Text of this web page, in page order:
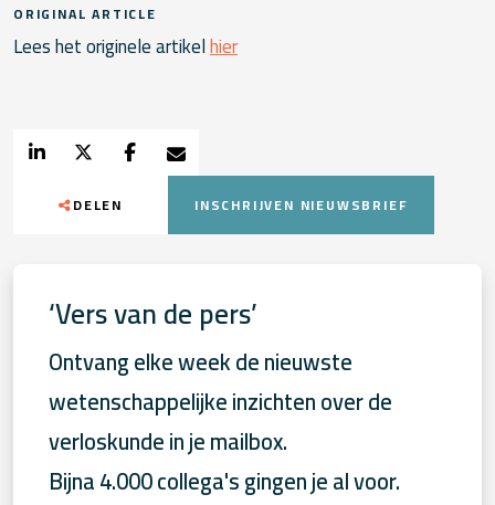
ORIGINAL ARTICLE
Lees het originele artikelhier
DELEN INSCHRIJVEN NIEUWSBRIEF
‘Vers van de pers’
Ontvang elke week de nieuwste
wetenschappelijke inzichten over de
verloskunde in je mailbox.
Bijna 4.000 collega's gingen je al voor.